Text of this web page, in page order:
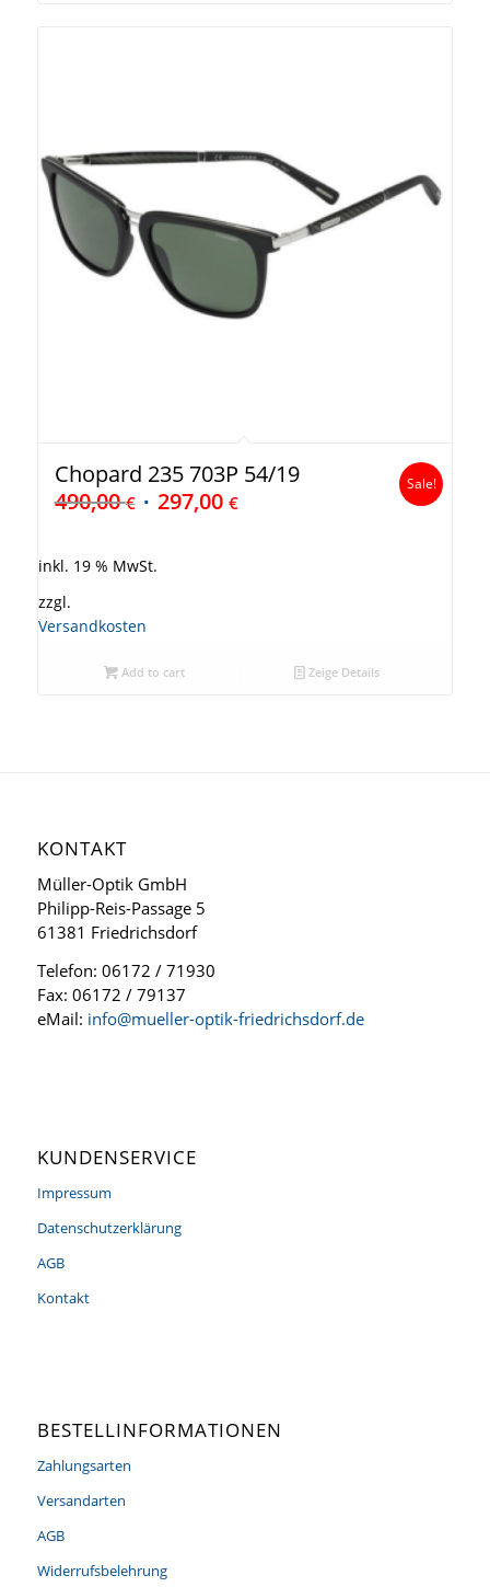
Chopard 235 703P 54/19
490,00€ 297,00 €
Sale!
inkl. 19 % MwSt.
zzgl.
Versandkosten
Add to cart Zeige Details
KONTAKT
Müller-Optik GmbH
Philipp-Reis-Passage 5
61381 Friedrichsdorf
Telefon: 06172 / 71930
Fax: 06172 / 79137
eMail: info@mueller-optik-friedrichsdorf.de
KUNDENSERVICE
Impressum
Datenschutzerklärung
AGB
Kontakt
BESTELLINFORMATIONEN
Zahlungsarten
Versandarten
AGB
Widerrufsbelehrung